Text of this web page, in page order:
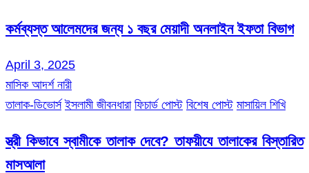
কর্মব্যস্ত আলেমদের জন্য ১ বছর মেয়াদী অনলাইন ইফতা বিভাগ
April 3, 2025
মাসিক আদর্শ নারী
তালাক-ডিভোর্স ইসলামী জীবনধারা ফিচার্ড পোস্ট বিশেষ পোস্ট মাসায়িল শিখি
স্ত্রী কিভাবে স্বামীকে তালাক দেবে? তাফয়ীযে তালাকের বিস্তারিত
মাসআলা